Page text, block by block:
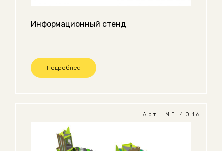
Информационный стенд
Подробнее
Арт. МГ 4016